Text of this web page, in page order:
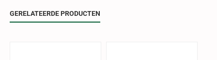
GERELATEERDE PRODUCTEN